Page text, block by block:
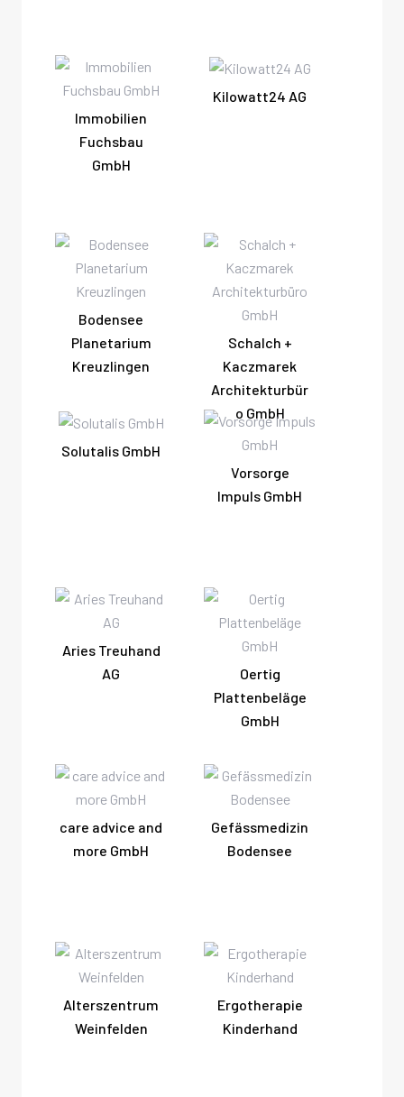
Immobilien
Fuchsbau
GmbH
Kilowatt24 AG
Bodensee
Planetarium
Kreuzlingen
Schalch +
Kaczmarek
Architekturbür
o GmbH
Solutalis GmbH
Vorsorge
Impuls GmbH
Aries Treuhand
AG
Oertig
Plattenbeläge
GmbH
care advice and
more GmbH
Gefässmedizin
Bodensee
Alterszentrum
Weinfelden
Ergotherapie
Kinderhand